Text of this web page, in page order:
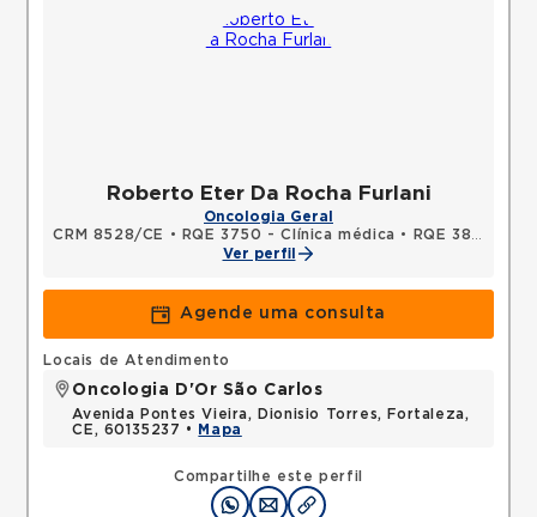
Roberto Eter Da Rocha Furlani
Oncologia Geral
CRM 8528/CE
• RQE 3750 - Clínica médica •
RQE 3821 - Oncologia clínica
Ver perfil
Agende uma consulta
Compartilhe este perfil
Locais de Atendimento
Oncologia D'Or São Carlos
Avenida Pontes Vieira, Dionisio Torres, Fortaleza,
CE, 60135237 •
Mapa